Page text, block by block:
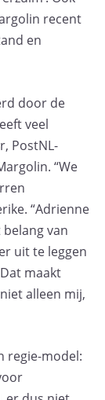
recent
en
door de
veel
PostNL-
“We
“Adrienne
van
uit te leggen
maakt
alleen mij,
regie-model: